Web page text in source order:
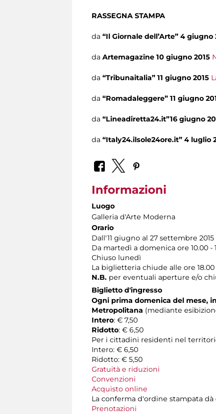
RASSEGNA STAMPA
da “Il Giornale dell’Arte” 4 giugno
da Artemagazine 10 giugno 2015
da “Tribunaitalia” 11 giugno 2015
da “Romadaleggere” 11 giugno
da “Lineadiretta24.it”16 giugno
da “Italy24.ilsole24ore.it” 4 luglio
Informazioni
Luogo
Galleria d'Arte Moderna
Orario
Dall'11 giugno al 27 settembre 2015
Da martedì a domenica ore 10.00 -
Chiuso lunedì
La biglietteria chiude alle ore 18.00
N.B. per eventuali aperture e/o
Biglietto d'ingresso
Ogni prima domenica del mese,
Metropolitana (mediante
Intero: € 7,50
Ridotto: € 6,50
Per i cittadini residenti nel
Intero: € 6,50
Ridotto: € 5,50
Gratuità e riduzioni
Convenzioni
Acquisto online
La conferma d'ordine stampata
Prenotazioni